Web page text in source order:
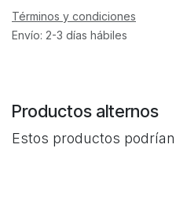
Términos y condiciones
Envío: 2-3 días hábiles
Productos alternos
Estos productos